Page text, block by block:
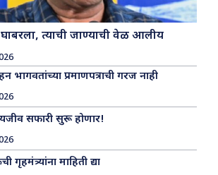
त्याची जाण्याची वेळ आलीय
भागवतांच्या प्रमाणपत्राची गरज नाही
सफारी सुरू होणार!
गृहमंत्र्यांना माहिती द्या